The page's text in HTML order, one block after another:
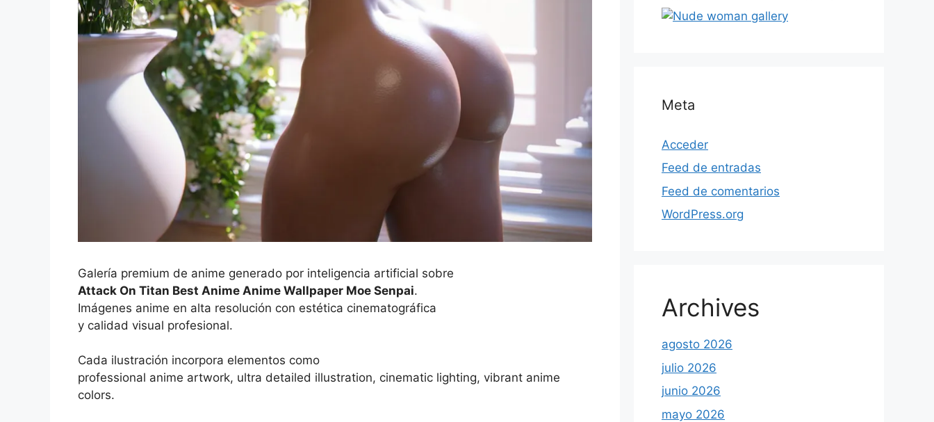
Galería premium de anime generado por inteligencia artificial sobre
Attack On Titan Best Anime Anime Wallpaper Moe Senpai.
Imágenes anime en alta resolución con estética cinematográfica
y calidad visual profesional.
Cada ilustración incorpora elementos como
professional anime artwork, ultra detailed illustration, cinematic lighting, vibrant anime
colors.
Meta
Acceder
Feed de entradas
Feed de comentarios
WordPress.org
Archives
agosto 2026
julio 2026
junio 2026
mayo 2026